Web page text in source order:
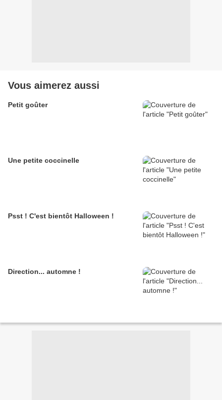
Vous aimerez aussi
Petit goûter
Une petite coccinelle
Psst ! C'est bientôt Halloween !
Direction... automne !